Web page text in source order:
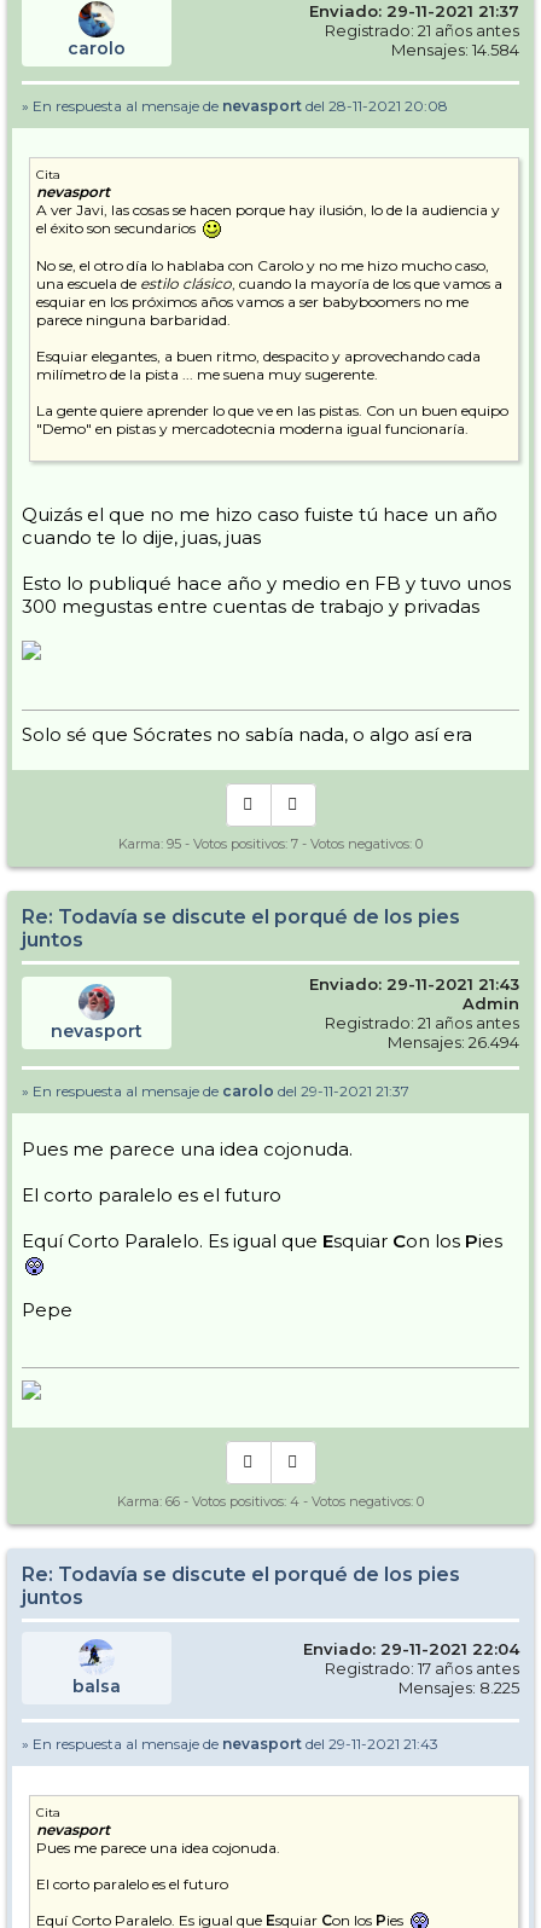
carolo
Enviado: 29-11-2021 21:37
Registrado: 21 años antes
Mensajes: 14.584
» En respuesta al mensaje de nevasport del 28-11-2021 20:08
Cita
nevasport
A ver Javi, las cosas se hacen porque hay ilusión, lo de la audiencia y
el éxito son secundarios
No se, el otro día lo hablaba con Carolo y no me hizo mucho caso,
una escuela de estilo clásico, cuando la mayoría de los que vamos a
esquiar en los próximos años vamos a ser babyboomers no me
parece ninguna barbaridad.
Esquiar elegantes, a buen ritmo, despacito y aprovechando cada
milímetro de la pista ... me suena muy sugerente.
La gente quiere aprender lo que ve en las pistas. Con un buen equipo
"Demo" en pistas y mercadotecnia moderna igual funcionaría.
Eso sí, tiene mucho curro montar eso y un equipo humano del
Pepe
Quizás el que no me hizo caso fuiste tú hace un año
cuando te lo dije, juas, juas
Esto lo publiqué hace año y medio en FB y tuvo unos
300 megustas entre cuentas de trabajo y privadas
Solo sé que Sócrates no sabía nada, o algo así era
Karma: 95 - Votos positivos: 7 - Votos negativos: 0
Re: Todavía se discute el porqué de los pies
juntos
nevasport
Enviado: 29-11-2021 21:43
Admin
Registrado: 21 años antes
Mensajes: 26.494
» En respuesta al mensaje de carolo del 29-11-2021 21:37
Pues me parece una idea cojonuda.
El corto paralelo es el futuro
Equí Corto Paralelo. Es igual que Esquiar Con los Pies
Pepe
Karma: 66 - Votos positivos: 4 - Votos negativos: 0
Re: Todavía se discute el porqué de los pies
juntos
balsa
Enviado: 29-11-2021 22:04
Registrado: 17 años antes
Mensajes: 8.225
» En respuesta al mensaje de nevasport del 29-11-2021 21:43
Cita
nevasport
Pues me parece una idea cojonuda.
El corto paralelo es el futuro
Equí Corto Paralelo. Es igual que Esquiar Con los Pies